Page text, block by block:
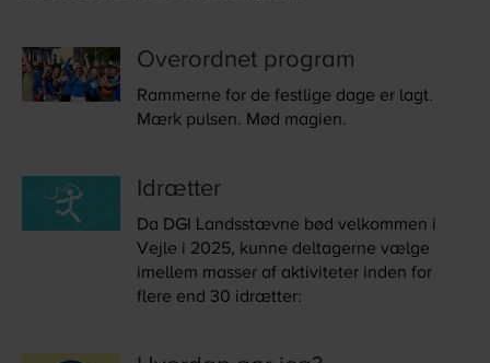
Overordnet program
Rammerne for de festlige dage er lagt.
Mærk pulsen. Mød magien.
Idrætter
Da DGI Landsstævne bød velkommen i
Vejle i 2025, kunne deltagerne vælge
imellem masser af aktiviteter inden for
flere end 30 idrætter: